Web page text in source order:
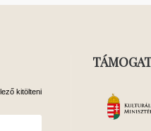
kitölteni